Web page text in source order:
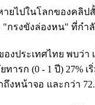
ายไปในโลกของคลิ
กรงขังล่องหน" ที่กำ
ของประเทศไทย พบว่
ารก (0 - 1 ปี) 27%
ถึงหน้าจอ และกว่า